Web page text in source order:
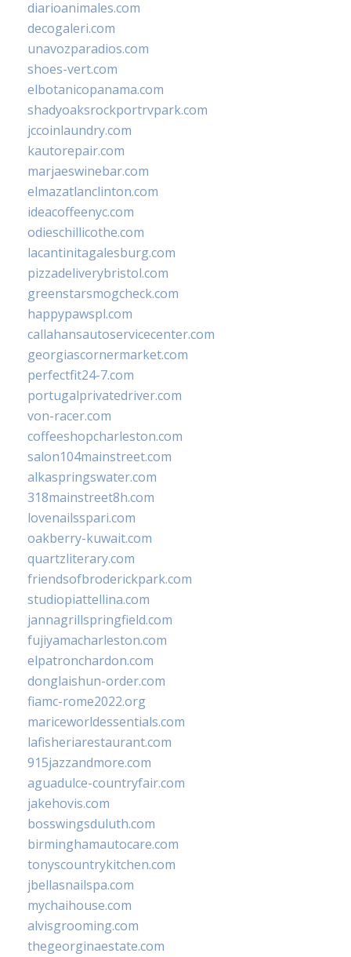
diarioanimales.com
decogaleri.com
unavozparadios.com
shoes-vert.com
elbotanicopanama.com
shadyoaksrockportrvpark.com
jccoinlaundry.com
kautorepair.com
marjaeswinebar.com
elmazatlanclinton.com
ideacoffeenyc.com
odieschillicothe.com
lacantinitagalesburg.com
pizzadeliverybristol.com
greenstarsmogcheck.com
happypawspl.com
callahansautoservicecenter.com
georgiascornermarket.com
perfectfit24-7.com
portugalprivatedriver.com
von-racer.com
coffeeshopcharleston.com
salon104mainstreet.com
alkaspringswater.com
318mainstreet8h.com
lovenailsspari.com
oakberry-kuwait.com
quartzliterary.com
friendsofbroderickpark.com
studiopiattellina.com
jannagrillspringfield.com
fujiyamacharleston.com
elpatronchardon.com
donglaishun-order.com
fiamc-rome2022.org
mariceworldessentials.com
lafisheriarestaurant.com
915jazzandmore.com
aguadulce-countryfair.com
jakehovis.com
bosswingsduluth.com
birminghamautocare.com
tonyscountrykitchen.com
jbellasnailspa.com
mychaihouse.com
alvisgrooming.com
thegeorginaestate.com